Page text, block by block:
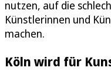
nutzen, auf die
Künstlerinnen und
machen.
Köln wird für